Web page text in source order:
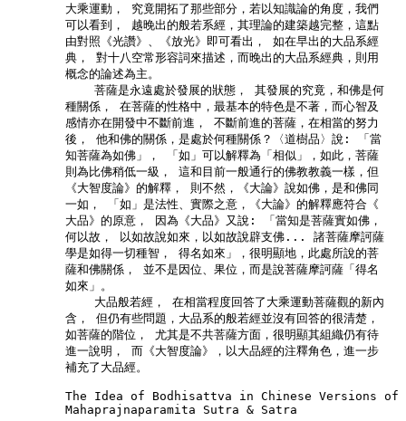
        大乘運動， 究竟開拓了那些部分，若以知識論的角度，我們
        可以看到， 越晚出的般若系經，其理論的建築越完整，這點
        由對照《光讚》、《放光》即可看出， 如在早出的大品系經
        典， 對十八空常形容詞來描述，而晚出的大品系經典，則用
        概念的論述為主。
            菩薩是永遠處於發展的狀態， 其發展的究竟，和佛是何
        種關係， 在菩薩的性格中，最基本的特色是不著，而心智及
        感情亦在開發中不斷前進， 不斷前進的菩薩，在相當的努力
        後， 他和佛的關係，是處於何種關係？〈道樹品〉說: 「當
        知菩薩為如佛」， 「如」可以解釋為「相似」，如此，菩薩
        則為比佛稍低一級， 這和目前一般通行的佛教教義一樣，但
        《大智度論》的解釋， 則不然，《大論》說如佛，是和佛同
        一如， 「如」是法性、實際之意，《大論》的解釋應符合《
        大品》的原意， 因為《大品》又說: 「當知是菩薩實如佛，
        何以故， 以如故說如來，以如故說辟支佛... 諸菩薩摩訶薩
        學是如得一切種智， 得名如來」，很明顯地，此處所說的菩
        薩和佛關係， 並不是因位、果位，而是說菩薩摩訶薩「得名
        如來」。
            大品般若經， 在相當程度回答了大乘運動菩薩觀的新內
        含， 但仍有些問題，大品系的般若經並沒有回答的很清楚，
        如菩薩的階位， 尤其是不共菩薩方面，很明顯其組織仍有待
        進一說明， 而《大智度論》，以大品經的注釋角色，進一步
        補充了大品經。
The Idea of Bodhisattva in Chinese Versions of
        Mahaprajnaparamita Sutra & Satra